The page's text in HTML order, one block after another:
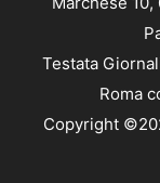
Testata
Roma
Copyright